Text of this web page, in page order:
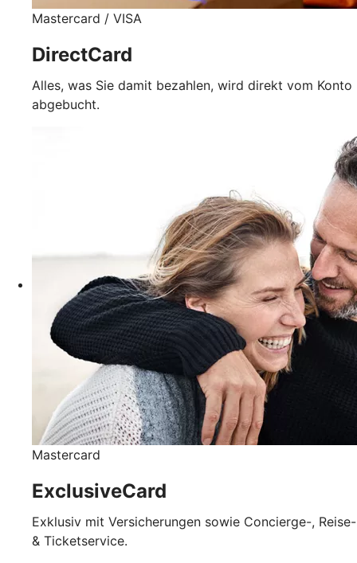
Mastercard / VISA
DirectCard
Alles, was Sie damit bezahlen, wird direkt vom Konto
abgebucht.
Mastercard
ExclusiveCard
Exklusiv mit Versicherungen sowie Concierge-, Reise-
& Ticketservice.